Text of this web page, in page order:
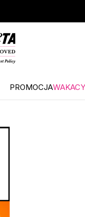
PROMOCJA